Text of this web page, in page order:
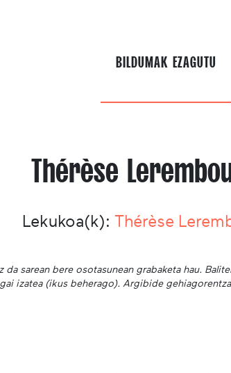
BILDUMAK EZAGUTU
Thérèse
Lekukoa(k): Thérèse
da sarean bere osotasunean grabaketa hau.
izatea (ikus beherago). Argibide